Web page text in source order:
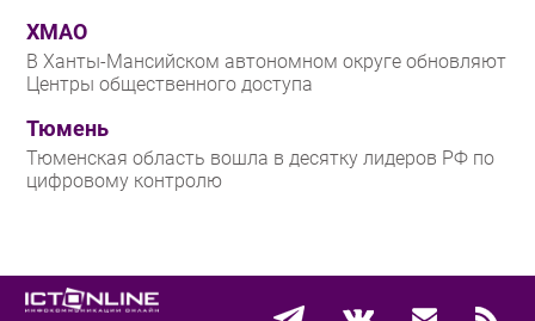
ХМАО
В Ханты-Мансийском автономном округе обновляют
Центры общественного доступа
Тюмень
Тюменская область вошла в десятку лидеров РФ по
цифровому контролю